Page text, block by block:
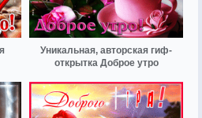
Уникальная, авторская гиф-
открытка Доброе утро